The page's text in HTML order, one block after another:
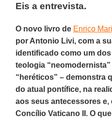
Eis a entrevista.
O novo livro de Enrico
por Antonio Livi, com a
identificado como um
teologia
“heréticos” – demonstra
do atual pontífice, na
aos seus antecessores e,
Concílio Vaticano II. O